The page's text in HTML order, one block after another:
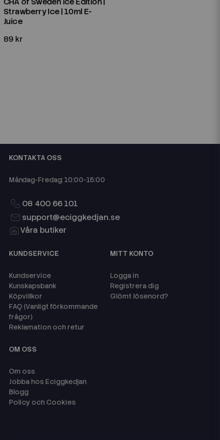
Strawberry Ice | 10ml E-
Juice
89 kr
KONTAKTA OSS
Måndag-Fredag: 10:00-15:00
08 400 66 101
support@eciggkedjan.se
Våra butiker
KUNDSERVICE
Kundservice
Kunskapsbank
Köpvillkor
FAQ (Vanligt förkommande
frågor)
Reklamation och retur
MITT KONTO
Logga in
Registrera dig
Glömt lösenord?
OM OSS
Om oss
Jobba hos Eciggkedjan
Blogg
Policy och Cookies